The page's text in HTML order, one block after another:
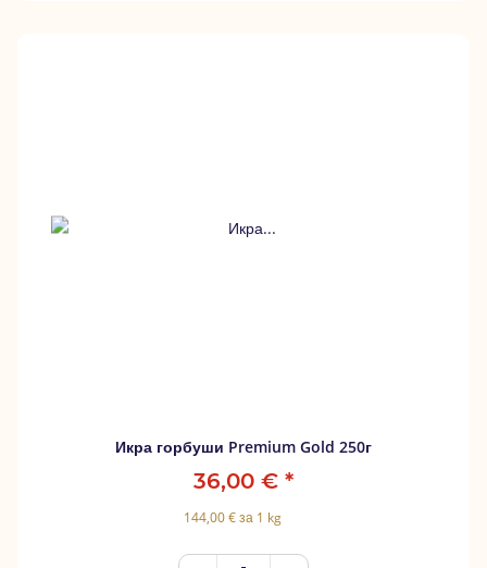
Икра горбуши Premium Gold 250г
36,00 € *
144,00 € за 1 kg